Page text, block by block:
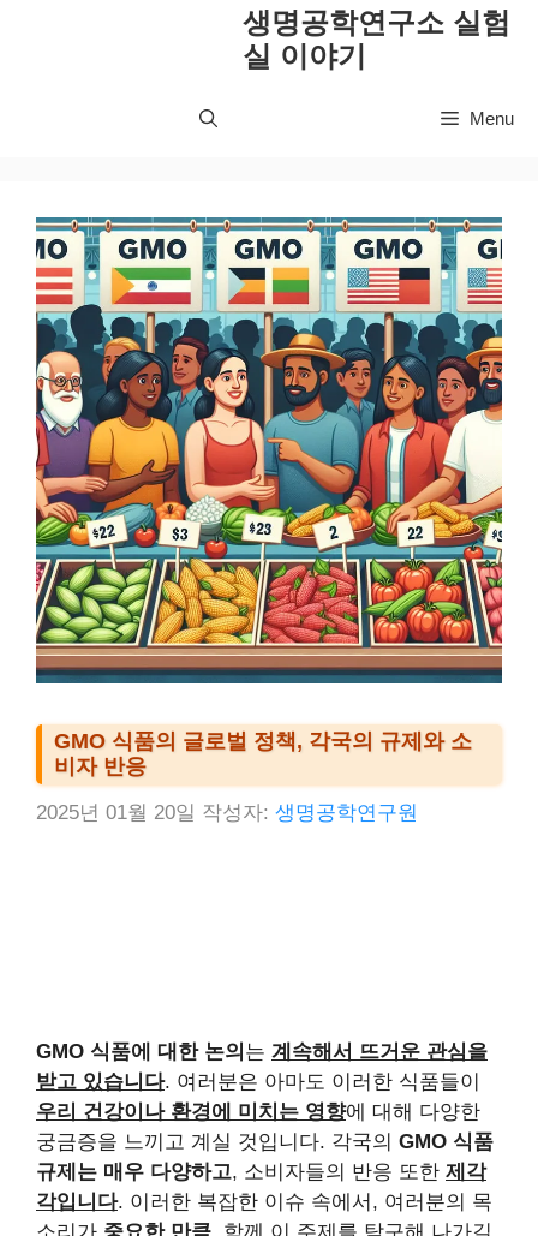
생명공학연구소 실험
실 이야기
Menu
GMO 식품의 글로벌 정책, 각국의 규제와 소
비자 반응
2025년 01월 20일 작성자: 생명공학연구원
GMO 식품에 대한 논의 는 계속해서 뜨거운 관심을
받고 있습니다. 여러분은 아마도 이러한 식품들이
우리 건강이나 환경에 미치는 영향에 대해 다양한
궁금증을 느끼고 계실 것입니다. 각국의 GMO 식품
규제는 매우 다양하고, 소비자들의 반응 또한 제각
각입니다. 이러한 복잡한 이슈 속에서, 여러분의 목
소리가 중요한 만큼, 함께 이 주제를 탐구해 나가길